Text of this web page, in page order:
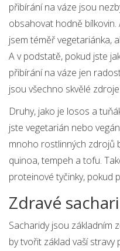
přibírání na váze jsou
obsahovat hodně bílkovin.
jsem téměř vegetariánka,
A v podstatě, pokud jste
přibírání na váze jen
jsou všechno skvělé
Druhy, jako je losos a
jste vegetarián nebo
mnoho rostlinných zdrojů
quinoa, tempeh a tofu.
proteinové tyčinky, pokud
Zdravé
Sacharidy jsou základním
by tvořit základ vaší